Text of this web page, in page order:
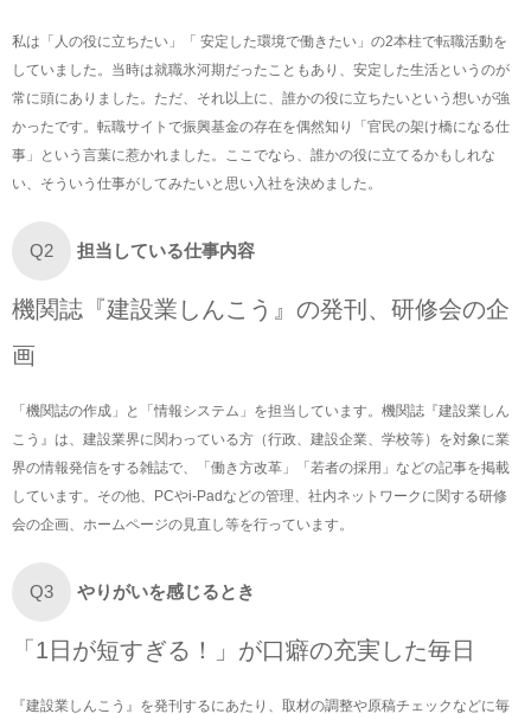
私は「人の役に立ちたい」「 安定した環境で働きたい」の2本柱で転職活動を
していました。当時は就職氷河期だったこともあり、安定した生活というのが
常に頭にありました。ただ、それ以上に、誰かの役に立ちたいという想いが強
かったです。転職サイトで振興基金の存在を偶然知り「官民の架け橋になる仕
事」という言葉に惹かれました。ここでなら、誰かの役に立てるかもしれな
い、そういう仕事がしてみたいと思い入社を決めました。
Q2 担当している仕事内容
機関誌『建設業しんこう』の発刊、研修会の企
画
「機関誌の作成」と「情報システム」を担当しています。機関誌『建設業しん
こう』は、建設業界に関わっている方（行政、建設企業、学校等）を対象に業
界の情報発信をする雑誌で、「働き方改革」「若者の採用」などの記事を掲載
しています。その他、PCやi-Padなどの管理、社内ネットワークに関する研修
会の企画、ホームページの見直し等を行っています。
Q3 やりがいを感じるとき
「1日が短すぎる！」が口癖の充実した毎日
『建設業しんこう』を発刊するにあたり、取材の調整や原稿チェックなどに毎